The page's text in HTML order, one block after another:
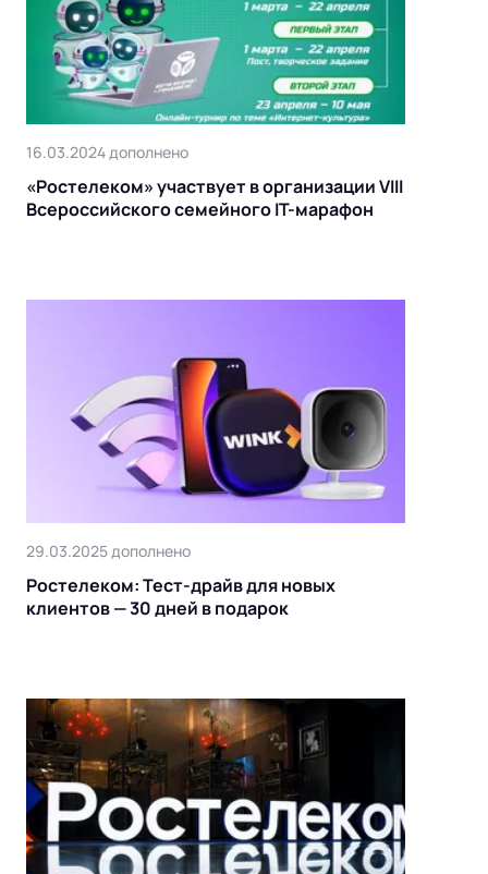
16.03.2024 дополнено
«Ростелеком» участвует в организации VIII
Всероссийского семейного IT-марафон
29.03.2025 дополнено
Ростелеком: Тест-драйв для новых
клиентов — 30 дней в подарок